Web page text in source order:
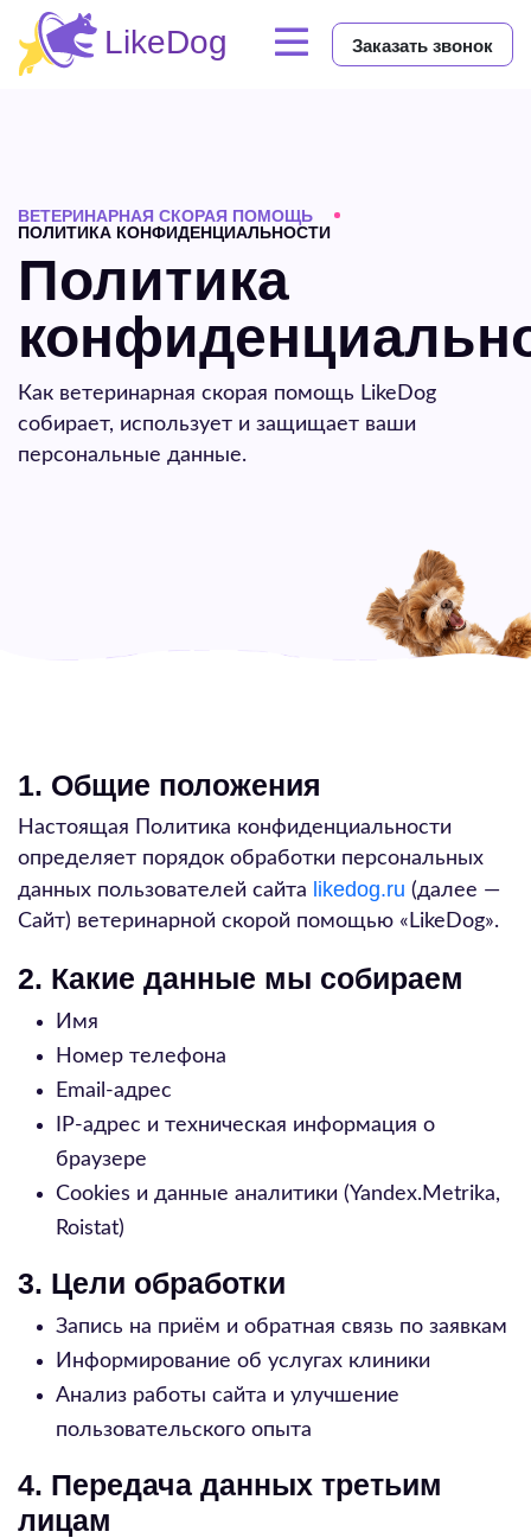
Заказать звонок
ВЕТЕРИНАРНАЯ СКОРАЯ ПОМОЩЬ
ПОЛИТИКА КОНФИДЕНЦИАЛЬНОСТИ
Политика
Как ветеринарная скорая помощь LikeDog
собирает, использует и защищает ваши
персональные данные.
1. Общие положения
Настоящая Политика конфиденциальности
определяет порядок обработки персональных
данных пользователей сайта
likedog.ru (далее —
Сайт) ветеринарной скорой помощью «LikeDog».
2. Какие данные мы собираем
Имя
Номер телефона
Email-адрес
IP-адрес и техническая информация о
браузере
Cookies и данные аналитики (Yandex.Metrika,
Roistat)
3. Цели обработки
Запись на приём и обратная связь по заявкам
Информирование об услугах клиники
Анализ работы сайта и улучшение
пользовательского опыта
4. Передача данных третьим
лицам